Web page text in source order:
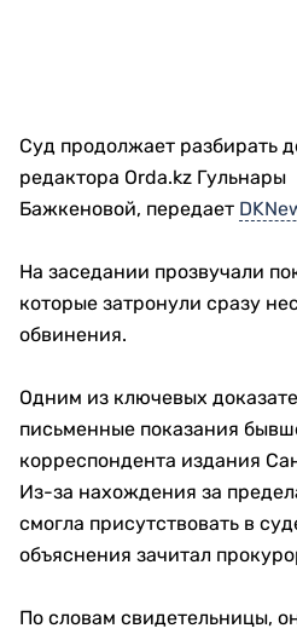
Суд продолжает разбирать
редактора Orda.kz Гульнары
Бажкеновой, передает
На заседании прозвучали
которые затронули сразу
обвинения.
Одним из ключевых
письменные показания
корреспондента издания
Из-за нахождения за
смогла присутствовать в
объяснения зачитал
По словам свидетельницы,